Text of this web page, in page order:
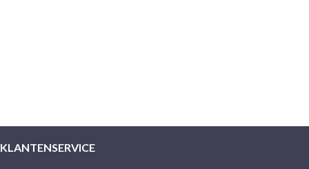
KLANTENSERVICE